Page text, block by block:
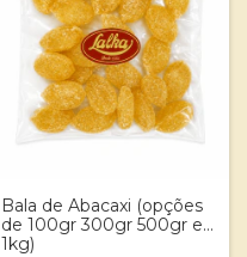
Bala de Abacaxi (opções
de 100gr 300gr 500gr e
1kg)